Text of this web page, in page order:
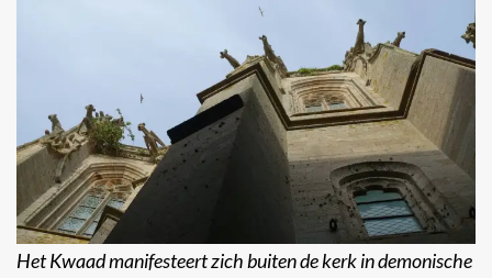
Het Kwaad manifesteert zich buiten de kerk in demonische